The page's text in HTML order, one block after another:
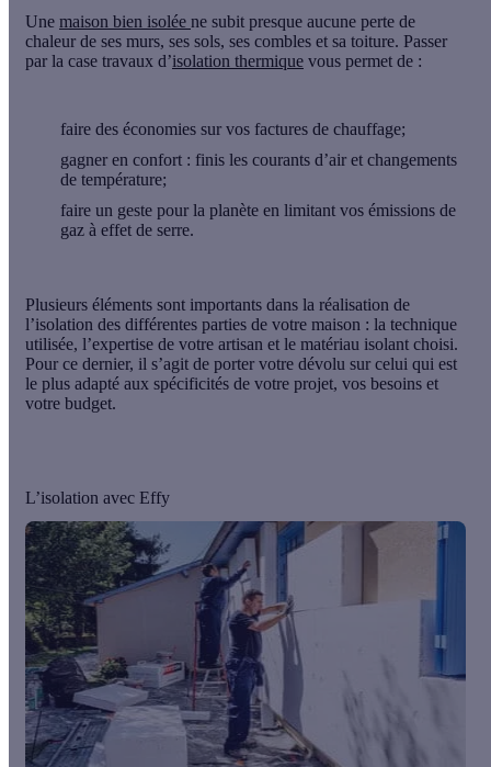
Une maison bien isolée ne subit presque aucune perte de
chaleur de ses murs, ses sols, ses combles et sa toiture. Passer
par la case travaux d’isolation thermique vous permet de :
faire des économies sur vos factures de chauffage;
gagner en confort : finis les courants d’air et changements
de température;
faire un geste pour la planète en limitant vos émissions de
gaz à effet de serre.
Plusieurs éléments sont importants dans la réalisation de
l’isolation des différentes parties de votre maison : la technique
utilisée, l’expertise de votre artisan et le matériau isolant choisi.
Pour ce dernier, il s’agit de porter votre dévolu sur celui qui est
le plus adapté aux spécificités de votre projet, vos besoins et
votre budget.
L’isolation avec Effy